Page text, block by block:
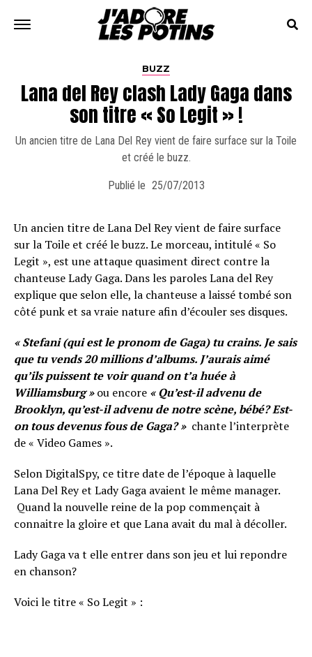
BUZZ
Lana del Rey clash Lady Gaga dans
son titre « So Legit » !
Un ancien titre de Lana Del Rey vient de faire surface sur la Toile
et créé le buzz.
Publié le 25/07/2013
Un ancien titre de Lana Del Rey vient de faire surface
sur la Toile et créé le buzz. Le morceau, intitulé « So
Legit », est une attaque quasiment direct contre la
chanteuse Lady Gaga. Dans les paroles Lana del Rey
explique que selon elle, la chanteuse a laissé tombé son
côté punk et sa vraie nature afin d’écouler ses disques.
« Stefani (qui est le pronom de Gaga) tu crains. Je sais
que tu vends 20 millions d’albums. J’aurais aimé
qu’ils puissent te voir quand on t’a huée à
Williamsburg »ou encore « Qu’est-il advenu de
Brooklyn, qu’est-il advenu de notre scène, bébé? Est-
on tous devenus fous de Gaga? » chante l’interprète
de « Video Games ».
Selon DigitalSpy, ce titre date de l’époque à laquelle
Lana Del Rey et Lady Gaga avaient le même manager.
Quand la nouvelle reine de la pop commençait à
connaitre la gloire et que Lana avait du mal à décoller.
Lady Gaga va t elle entrer dans son jeu et lui repondre
en chanson?
Voici le titre « So Legit » :